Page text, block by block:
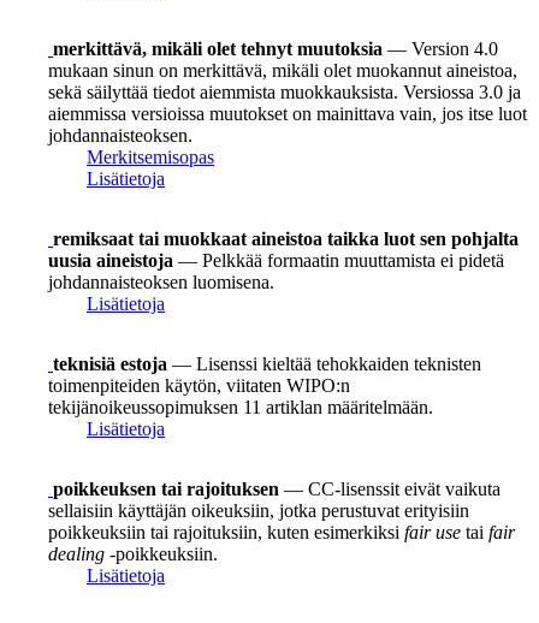
merkittävä, mikäli olet tehnyt muutoksia — Version 4.0
mukaan sinun on merkittävä, mikäli olet muokannut aineistoa,
sekä säilyttää tiedot aiemmista muokkauksista. Versiossa 3.0 ja
aiemmissa versioissa muutokset on mainittava vain, jos itse luot
johdannaisteoksen.
Merkitsemisopas
Lisätietoja
remiksaat tai muokkaat aineistoa taikka luot sen pohjalta
uusia aineistoja — Pelkkää formaatin muuttamista ei pidetä
johdannaisteoksen luomisena.
Lisätietoja
teknisiä estoja — Lisenssi kieltää tehokkaiden teknisten
toimenpiteiden käytön, viitaten WIPO:n
tekijänoikeussopimuksen 11 artiklan määritelmään.
Lisätietoja
poikkeuksen tai rajoituksen — CC-lisenssit eivät vaikuta
sellaisiin käyttäjän oikeuksiin, jotka perustuvat erityisiin
poikkeuksiin tai rajoituksiin, kuten esimerkiksi fair use tai fair
dealing -poikkeuksiin.
Lisätietoja